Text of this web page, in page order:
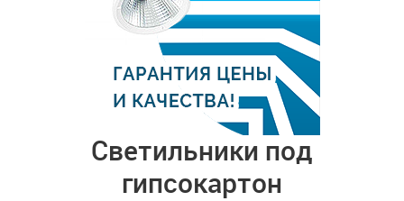
Светильники под
гипсокартон